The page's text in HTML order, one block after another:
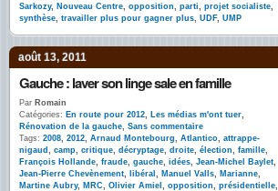
Sarkozy, Nouveau Centre, opposition, parti, projet socialiste,
synthèse, travailler plus pour gagner plus, UDF, UMP
août 13, 2011
Gauche : laver son linge sale en famille
Par Romain
Catégories: En route pour 2012, Les médias m'ont tuer,
Rénovation de la gauche, Sans commentaire
Tags: 2008, 2012, Arnaud Montebourg, Atlantico, attrappe-
nigaud , camp, critique, décryptage, droite, élection, famille,
François Hollande, fraude, gauche, idées, Jean-Michel Baylet,
Jean-Pierre Chevènement, libéral , Manuel Valls, Marianne,
Martine Aubry, MRC, Olivier Amiel , opposition, présidentielle,